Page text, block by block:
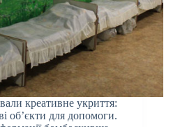
креативне укриття:
об’єкти для допомоги.